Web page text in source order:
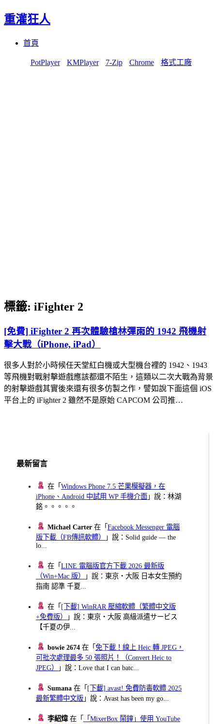
重灌狂人
首頁
PotPlayer KMPlayer 7-Zip Chrome 格式工廠
標籤: iFighter 2
[免費] iFighter 2 再次體驗槍林彈雨的 1942 飛機射
擊大戰（iPhone, iPad）
很多人對於小時候任天堂紅白機或大型機台裡的 1942、1943
等飛機對戰射擊遊戲應該都還不陌生，這類以二次大戰為背景
的射擊遊戲其實後來還有很多仿製之作，譬如說下面這個 iOS
平台上的 iFighter 2 雖然不是原始 CAPCOM 公司推…
最新留言
在「Windows Phone 7.5 芒果模擬器，在
iPhone、Android 中試用 WP 手機介面 」說：林湖
銘。。。。。
Michael Carter 在「Facebook Messenger 電腦
版下載（FB傳訊軟體）
」說：Solid guide — the
lo...
在「LINE 電腦版官方下載 2026 最新版
（Win+Mac 版）
」說：東京・大阪 日本女生預約
指南 認準 千夏...
在「 [下載] WinRAR 壓縮軟體（繁體中文版
+免費版）
」說：東京・大阪 高級派遣サービス
【千夏の伊...
bowie 2674 在「免下載！線上 Heic 轉 JPEG，
可批次處理最多 50 張照片！（Convert Heic to
JPEG）
」說：Love that I can batc...
Sumana 在「 [下載] avast! 免費防毒軟體 2025
最新繁體中文版 」說：Avast has been my go...
李紹煒在「
「MixerBox 鬧鐘」使用 YouTube